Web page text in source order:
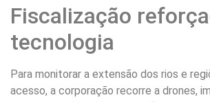
Fiscalização
tecnologia
Para monitorar a extensão dos rios e
acesso, a corporação recorre a drones,